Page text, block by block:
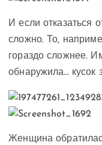
И если отказаться
сложно. То,
гораздо сложнее.
обнаружила… кусок
Женщина